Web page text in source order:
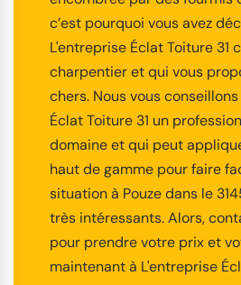
c’est pourquoi vous avez
L'entreprise Éclat Toiture 31
charpentier et qui vous
chers. Nous vous
Éclat Toiture 31 un
domaine et qui peut
haut de gamme pour faire
situation à Pouze dans le
très intéressants. Alors,
pour prendre votre prix et
maintenant à L'entreprise